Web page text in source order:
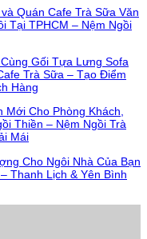
Quán Cafe Trà Sữa Văn
Tại TPHCM – Nệm Ngồi
Gối Tựa Lưng Sofa
Trà Sữa – Tạo Điểm
Hàng
Mới Cho Phòng Khách,
Thiền – Nệm Ngồi Trà
Mái
Cho Ngôi Nhà Của Bạn
Thanh Lịch & Yên Bình